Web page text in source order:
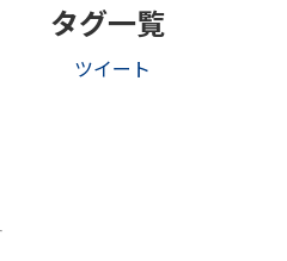
タグ一覧
ツイート